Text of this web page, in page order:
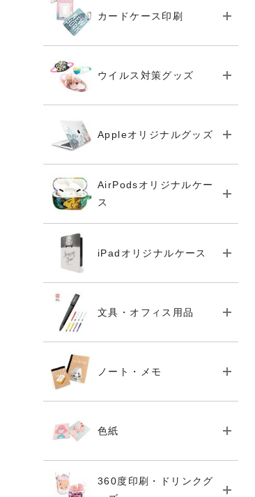
カードケース印刷
ウイルス対策グッズ
Appleオリジナルグッズ
AirPodsオリジナルケー
ス
iPadオリジナルケース
文具・オフィス用品
ノート・メモ
色紙
360度印刷・ドリンクグ